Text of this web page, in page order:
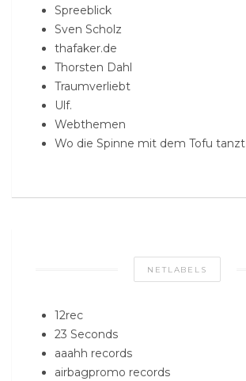
Spreeblick
Sven Scholz
thafaker.de
Thorsten Dahl
Traumverliebt
Ulf.
Webthemen
Wo die Spinne mit dem Tofu tanzt
NETLABELS
12rec
23 Seconds
aaahh records
airbagpromo records